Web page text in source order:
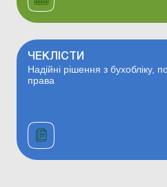
ЧЕКЛІСТИ
Надійні рішення з бухобліку,
права